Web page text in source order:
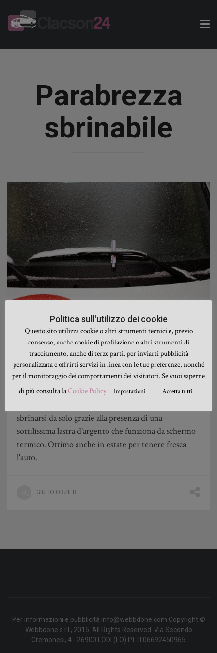
Parabrezza
sbrinabile
ACCESSORI E TECNOLOGIA
Parabrezza sbrinabile Volkswagen,
ghiaccio e sole non vi temo!
La Volkswagen ha messo a punto un parabrezza
sbrinarsi da solo grazie alla presenza di una
sottilissima lastra d'argento che funziona da schermo
termico. Ottimo anche in estate per tenere fresca
l'auto.
GIULIO ORZIERI
Per informazioni e pubblicità info@webbdone.com Copyright ©
Webbdone s.r.l., 2015. All Rights Reserved. Via Secondo
Cremonesi, 4 - 26900 LODI (LO) P.I. IT06692450965
Politica sull'utilizzo dei cookie
Questo sito utilizza cookie o altri strumenti tecnici e, previo
consenso, anche cookie di profilazione o altri strumenti di
tracciamento, anche di terze parti, per inviarti pubblicità
personalizzata e offrirti servizi in linea con le tue preferenze, nonché
per il monitoraggio dei comportamenti dei visitatori. Se vuoi saperne
di più consulta laCookie Policy Impostazioni Accetta tutti